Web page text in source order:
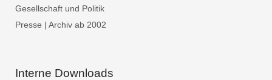
Gesellschaft und Politik
Presse | Archiv ab 2002
Interne Downloads